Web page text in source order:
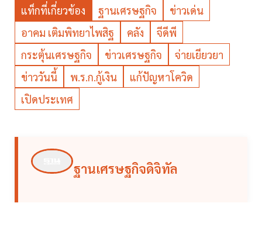
แท็กที่เกี่ยวข้อง ฐานเศรษฐกิจ
ข่าวเด่น
อาคม เติมพิทยาไพสิฐ
คลัง
จีดีพี
กระตุ้นเศรษฐกิจ
ข่าวเศรษฐกิจ
จ่ายเยียวยา
ข่าววันนี้
พ.ร.ก.กู้เงิน
แก้ปัญหาโควิด
เปิดประเทศ
ฐานเศรษฐกิจดิจิทัล